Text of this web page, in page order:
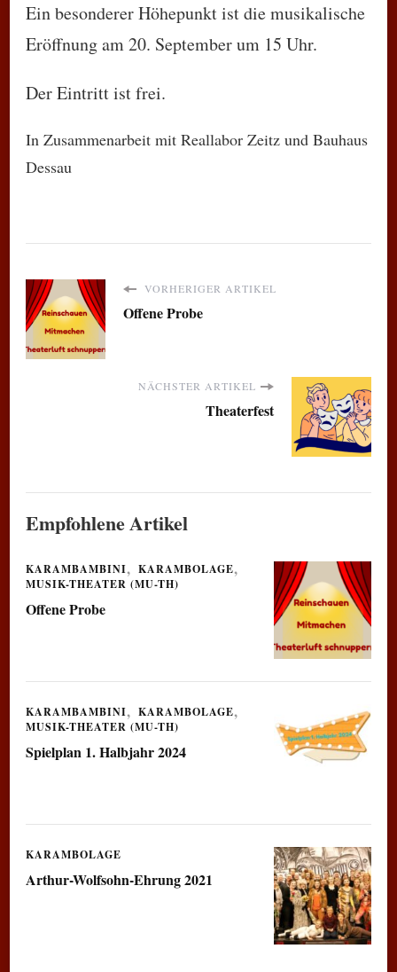
Ein besonderer Höhepunkt ist die musikalische
Eröffnung am 20. September um 15 Uhr.
Der Eintritt ist frei.
In Zusammenarbeit mit Reallabor Zeitz und Bauhaus
Dessau
VORHERIGER ARTIKEL
Offene Probe
NÄCHSTER ARTIKEL
Theaterfest
Empfohlene Artikel
KARAMBAMBINI
KARAMBOLAGE
MUSIK-THEATER (MU-TH)
Offene Probe
KARAMBAMBINI
KARAMBOLAGE
MUSIK-THEATER (MU-TH)
Spielplan 1. Halbjahr 2024
KARAMBOLAGE
Arthur-Wolfsohn-Ehrung 2021